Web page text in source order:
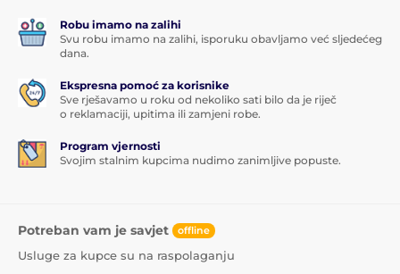
Robu imamo na zalihi
Svu robu imamo na zalihi, isporuku obavljamo već sljedećeg
dana.
Ekspresna pomoć za korisnike
Sve rješavamo u roku od nekoliko sati bilo da je riječ
o reklamaciji, upitima ili zamjeni robe.
Program vjernosti
Svojim stalnim kupcima nudimo zanimljive popuste.
Potreban vam je savjet offline
Usluge za kupce su na raspolaganju